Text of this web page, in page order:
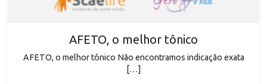
AFETO, o melhor tônico
AFETO, o melhor tônico Não encontramos indicação exata
[…]